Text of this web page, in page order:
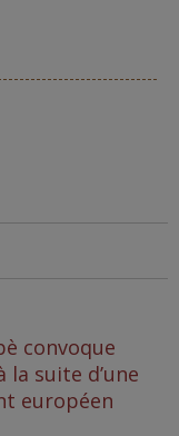
convoque
la suite d’une
européen